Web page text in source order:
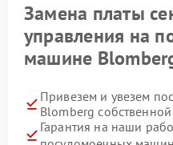
Замена платы
управления на
машине
Привезем и увезем
Blomberg
Гарантия на наши